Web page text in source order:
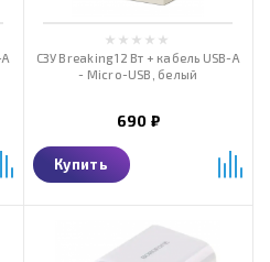
СЗУ Breaking 12 Вт + кабель USB-A
- Micro-USB, белый
690 ₽
Купить